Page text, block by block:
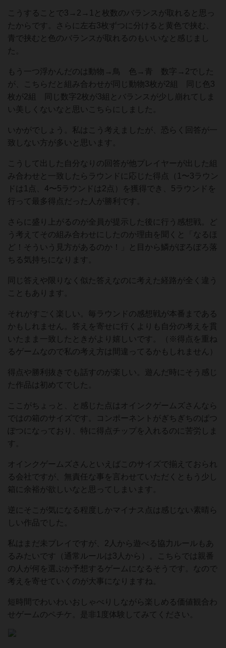
こうすることで3→2→1と枚数のバランスが取れると思っ
たからです。さらに左右3枚ずつに分けると黄色で挟む、
青で挟むと色のバランスが取れるのもいいなと感じまし
た。
もう一つ浮かんだのは動物→鳥 色→青 数字→2でした
が、こちらだと組み合わせが同じ動物3枚が2組 同じ色3
枚が2組 同じ数字2枚が3組とバランスが少し崩れてしま
い美しくないなと思いこちらにしました。
いかがでしょう。私はこう考えましたが、恐らく回答が一
致しない方が多いと思います。
こうして出した自分なりの回答が他プレイヤーが出した組
み合わせと一致したらラウンドに応じた得点（1〜3ラウン
ドは1点、4〜5ラウンドは2点）を獲得でき、5ラウンドを
行って最多得点だった人が勝利です。
さらに盛り上がるのが全員が提示した後に行う感想戦。ど
う考えてその組み合わせにしたのか理由を聞くと「なるほ
ど！そういう見方があるのか！」と目から鱗がぼろぼろ落
ちる気持ちになります。
同じ答えや限りなく似た答えなのに考えた経路が全く違う
こともあります。
それがすごく楽しい。毎ラウンドの感想戦が本番まである
かもしれません。答えを寄せに行くよりも自分の考えを貫
いたまま一致したときがより嬉しいです。（※得点を重ね
るゲームなので私の考え方は間違ってるかもしれません）
得点や勝利抜きでも話すのが楽しい。遊んだ時にそう感じ
た作品は初めてでした。
ここがちょっと、と感じた点はオインクゲームズさんなら
ではの箱のサイズです。コンポーネントがぎちぎちのぱつ
ぽつになっており、特に得点チップを入れるのに苦労しま
す。
オインクゲームズさんといえばこのサイズで揃えておられ
る会社ですが、無責任な事を言わせていただくともう少し
箱に余裕が欲しいなと思ってしまいます。
逆にそこが気になる程度しかマイナス点は感じない素晴ら
しい作品でした。
私はまだ未プレイですが、2人から遊べる協力ルールもあ
るみたいです（通常ルールは3人から）。こちらでは親番
の人が何を選ぶか予想するゲームになるそうです。なので
考えを寄せていくのが大事になりますね。
短時間でわいわいおしゃべりしながら楽しめる価値観合わ
せゲームのペチケ。是非1度体験してみてください。